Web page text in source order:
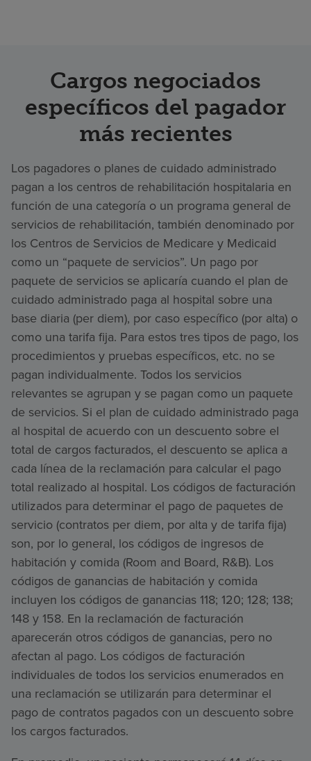
Cargos negociados
específicos del pagador
más recientes
Los pagadores o planes de cuidado administrado
pagan a los centros de rehabilitación hospitalaria en
función de una categoría o un programa general de
servicios de rehabilitación, también denominado por
los Centros de Servicios de Medicare y Medicaid
como un “paquete de servicios”. Un pago por
paquete de servicios se aplicaría cuando el plan de
cuidado administrado paga al hospital sobre una
base diaria (per diem), por caso específico (por alta) o
como una tarifa fija. Para estos tres tipos de pago, los
procedimientos y pruebas específicos, etc. no se
pagan individualmente. Todos los servicios
relevantes se agrupan y se pagan como un paquete
de servicios. Si el plan de cuidado administrado paga
al hospital de acuerdo con un descuento sobre el
total de cargos facturados, el descuento se aplica a
cada línea de la reclamación para calcular el pago
total realizado al hospital. Los códigos de facturación
utilizados para determinar el pago de paquetes de
servicio (contratos per diem, por alta y de tarifa fija)
son, por lo general, los códigos de ingresos de
habitación y comida (Room and Board, R&B). Los
códigos de ganancias de habitación y comida
incluyen los códigos de ganancias 118; 120; 128; 138;
148 y 158. En la reclamación de facturación
aparecerán otros códigos de ganancias, pero no
afectan al pago. Los códigos de facturación
individuales de todos los servicios enumerados en
una reclamación se utilizarán para determinar el
pago de contratos pagados con un descuento sobre
los cargos facturados.